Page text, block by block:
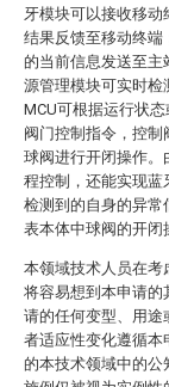
牙模块可以接收移
结果反馈至移动终端
的当前信息发送至
源管理模块可实时检
MCU可根据运行状
阀门控制指令，控
球阀进行开闭操作。
程控制，还能实现蓝
检测到的自身的异常
表本体中球阀的开闭
本领域技术人员在考
将容易想到本申请的
请的任何变型、用途
者适应性变化遵循本
的本技术领域中的